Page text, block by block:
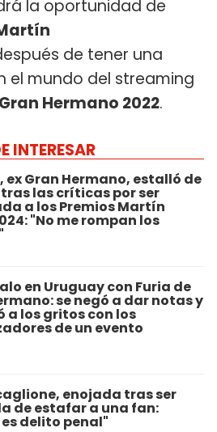
la oportunidad de
de tener una
el mundo del streaming
Gran Hermano 2022.
INTERESAR
ex Gran Hermano, estalló de
las críticas por ser
a los Premios Martín
"No me rompan los
en Uruguay con Furia de
se negó a dar notas y
a los gritos con los
de un evento
enojada tras ser
de estafar a una fan:
delito penal"